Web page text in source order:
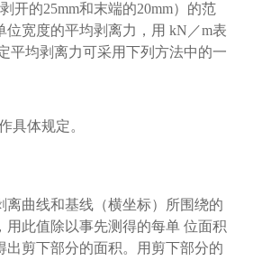
开的25mm和末端的20mm）的范
位宽度的平均剥离力，用 kN／m表
平均剥离力可采用下列方法中的一
具体规定。
离曲线和基线（横坐标）所围绕的
用此值除以事先测得的每单 位面积
出剪下部分的面积。用剪下部分的